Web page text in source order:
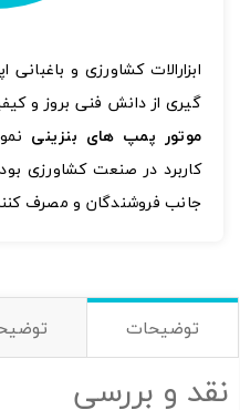
ابزارالات کشاورزی و
گیری از دانش فنی بروز و
موتور پمپ های بنزینی
کاربرد در صنعت کشاورزی
جانب فروشندگان و مصرف
توضیحات
نقد و بررسی
تصاویر رسمی